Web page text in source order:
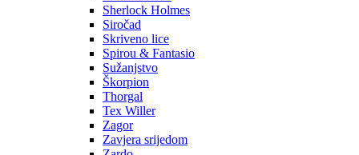
Sherlock Holmes
Siročad
Skriveno lice
Spirou & Fantasio
Sužanjstvo
Škorpion
Thorgal
Tex Willer
Zagor
Zavjera srijedom